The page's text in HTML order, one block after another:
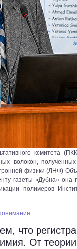
комитета
волокон,
физики (ЛНФ)
газеты «Дубна» она
полимеров
что
От